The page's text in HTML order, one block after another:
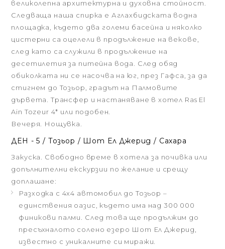
великолепна архитектурна и духовна стойност.
Следваща наша спирка е Аглахбидската водна
площадка, където два големи басейна и няколко
цистерни са оцелели в продължение на векове,
след като са служили в продължение на
десетилетия за питейна вода. След обяд
обиколката ни се насочва на юг, през Гафса, за да
стигнем до Тозьор, градът на Палмовите
дървета. Трансфер и настаняване в хотел Ras El
Ain Tozeur 4* или подобен.
Вечеря. Нощувка.
ДЕН - 5 / Тозьор / Шот Ел Джерид / Сахара
Закуска. Свободно време в хотела за почивка или
допълнителни екскурзии по желание и срещу
доплашане:
Разходка с 4х4 автомобил до Тозьор –
единствения оазис, където има над 300 000
финикови палми. След това ще продължим до
пресъхналото солено езеро Шот Ел Джерид,
известно с уникалните си миражи.